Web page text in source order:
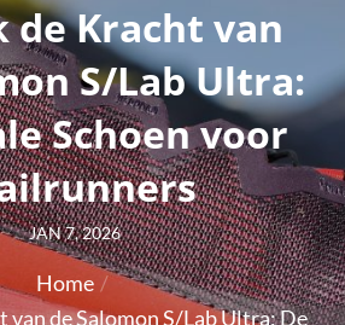
de Kracht van
S/Lab Ultra:
Schoen voor
Posted
JAN 7, 2026
Home
van de Salomon S/Lab Ultra: De